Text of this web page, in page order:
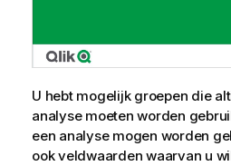
U hebt mogelijk groepen die
analyse moeten worden
een analyse mogen worden
ook veldwaarden waarvan u